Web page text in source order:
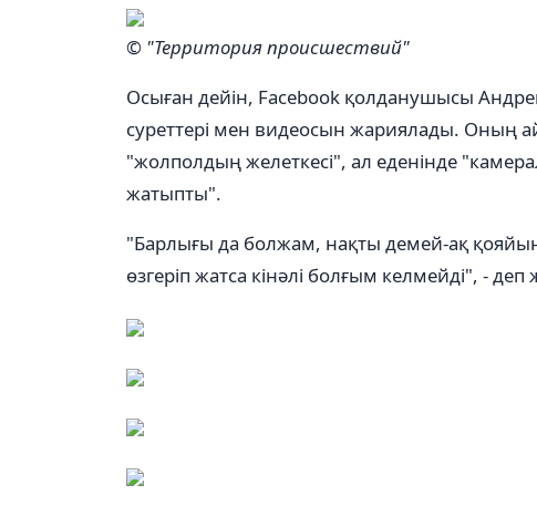
© "Территория происшествий"
Осыған дейін, Facebook қолданушысы
суреттері мен видеосын жариялады. Оның
"жолполдың желеткесі", ал еденінде
жатыпты".
"Барлығы да болжам, нақты демей-ақ қояйын,
өзгеріп жатса кінәлі болғым келмейді", -